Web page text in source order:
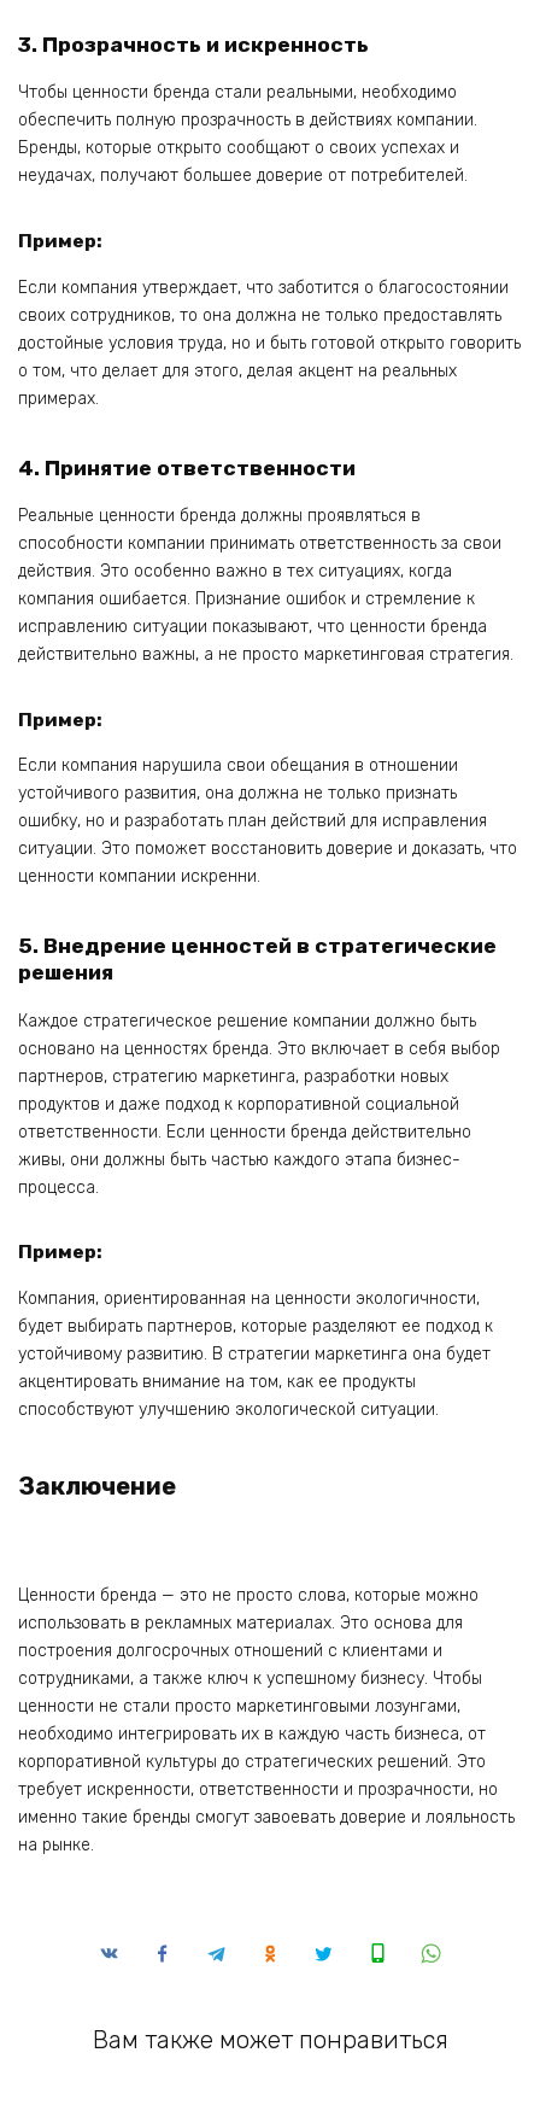
3. Прозрачность и искренность
Чтобы ценности бренда стали реальными, необходимо
обеспечить полную прозрачность в действиях компании.
Бренды, которые открыто сообщают о своих успехах и
неудачах, получают большее доверие от потребителей.
Пример:
Если компания утверждает, что заботится о благосостоянии
своих сотрудников, то она должна не только предоставлять
достойные условия труда, но и быть готовой открыто говорить
о том, что делает для этого, делая акцент на реальных
примерах.
4. Принятие ответственности
Реальные ценности бренда должны проявляться в
способности компании принимать ответственность за свои
действия. Это особенно важно в тех ситуациях, когда
компания ошибается. Признание ошибок и стремление к
исправлению ситуации показывают, что ценности бренда
действительно важны, а не просто маркетинговая стратегия.
Пример:
Если компания нарушила свои обещания в отношении
устойчивого развития, она должна не только признать
ошибку, но и разработать план действий для исправления
ситуации. Это поможет восстановить доверие и доказать, что
ценности компании искренни.
5. Внедрение ценностей в стратегические
решения
Каждое стратегическое решение компании должно быть
основано на ценностях бренда. Это включает в себя выбор
партнеров, стратегию маркетинга, разработки новых
продуктов и даже подход к корпоративной социальной
ответственности. Если ценности бренда действительно
живы, они должны быть частью каждого этапа бизнес-
процесса.
Пример:
Компания, ориентированная на ценности экологичности,
будет выбирать партнеров, которые разделяют ее подход к
устойчивому развитию. В стратегии маркетинга она будет
акцентировать внимание на том, как ее продукты
способствуют улучшению экологической ситуации.
Заключение
Ценности бренда — это не просто слова, которые можно
использовать в рекламных материалах. Это основа для
построения долгосрочных отношений с клиентами и
сотрудниками, а также ключ к успешному бизнесу. Чтобы
ценности не стали просто маркетинговыми лозунгами,
необходимо интегрировать их в каждую часть бизнеса, от
корпоративной культуры до стратегических решений. Это
требует искренности, ответственности и прозрачности, но
именно такие бренды смогут завоевать доверие и лояльность
на рынке.
Вам также может понравиться